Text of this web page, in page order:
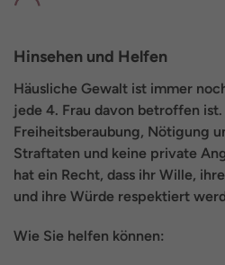
Hinsehen und Helfen
Häusliche Gewalt ist immer
jede 4. Frau davon betroffen
Freiheitsberaubung, Nötigung
Straftaten und keine private
hat ein Recht, dass ihr Wille,
und ihre Würde respektiert
Wie Sie helfen können: